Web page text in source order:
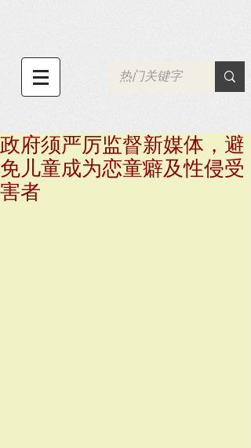
政府须严厉监督新媒体，避
免儿童成为恋童癖及性侵受
害者